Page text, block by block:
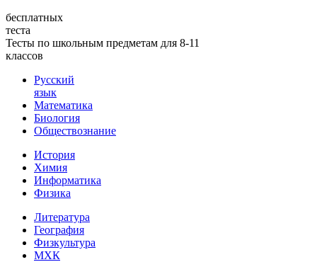
бесплатных
теста
Тесты по школьным предметам для 8-11
классов
Русский
язык
Математика
Биология
Обществознание
История
Химия
Информатика
Физика
Литература
География
Физкультура
МХК